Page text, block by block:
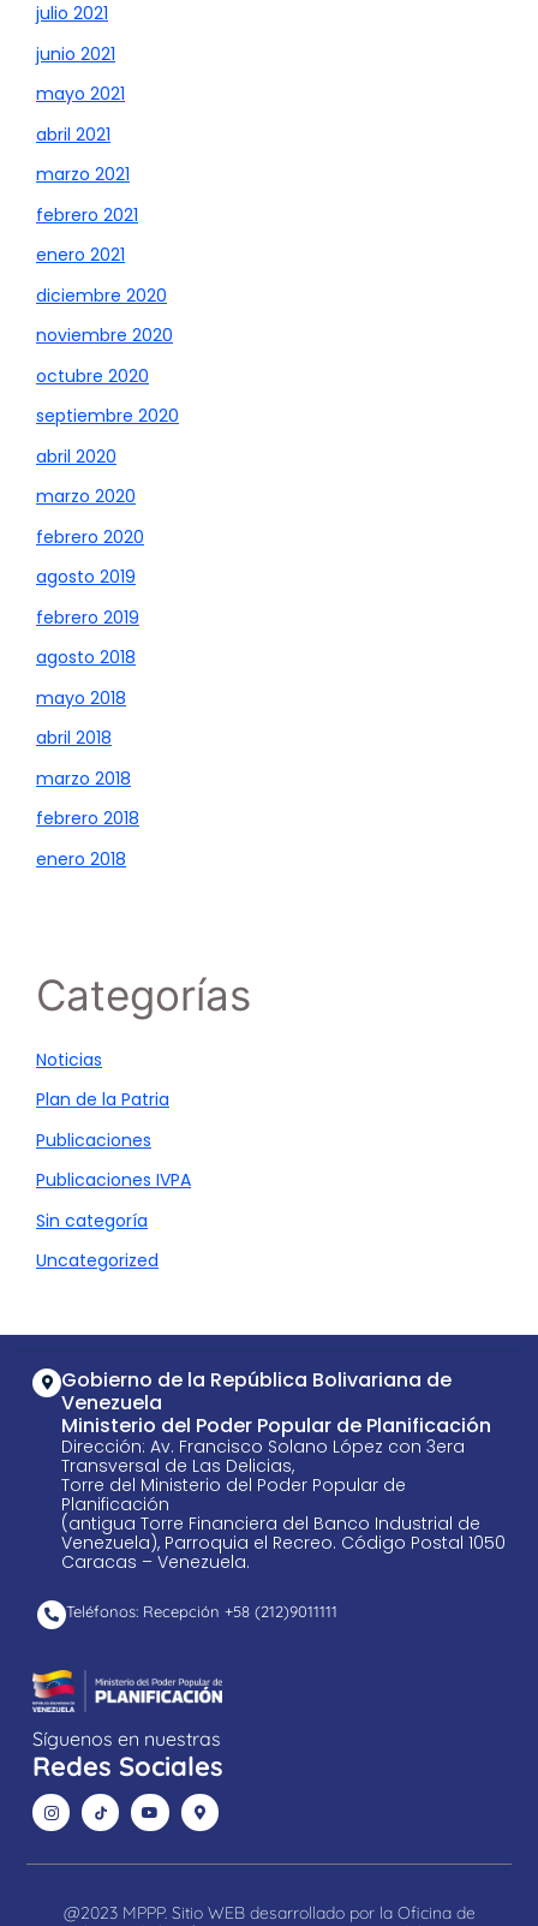
julio 2021
junio 2021
mayo 2021
abril 2021
marzo 2021
febrero 2021
enero 2021
diciembre 2020
noviembre 2020
octubre 2020
septiembre 2020
abril 2020
marzo 2020
febrero 2020
agosto 2019
febrero 2019
agosto 2018
mayo 2018
abril 2018
marzo 2018
febrero 2018
enero 2018
Categorías
Noticias
Plan de la Patria
Publicaciones
Publicaciones IVPA
Sin categoría
Uncategorized
Gobierno de la República Bolivariana de
Venezuela
Ministerio del Poder Popular de Planificación
Dirección: Av. Francisco Solano López con 3era
Transversal de Las Delicias,
Torre del Ministerio del Poder Popular de
Planificación
(antigua Torre Financiera del Banco Industrial de
Venezuela), Parroquia el Recreo. Código Postal 1050
Caracas – Venezuela.
Teléfonos: Recepción +58 ​(212)9011111
Síguenos en nuestras
Redes Sociales
@2023 MPPP. Sitio WEB desarrollado por la Oficina de